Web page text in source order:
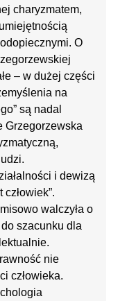
charyzmatem,
O
– w dużej części
na
są nadal
Grzegorzewska
i dewizą
walczyła o
szacunku dla
nie
człowieka.